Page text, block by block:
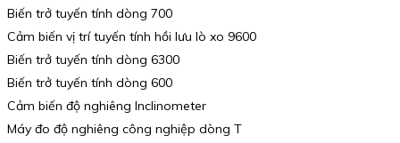
Biến trở tuyến tính dòng 700
Cảm biến vị trí tuyến tính hồi lưu lò xo 9600
Biến trở tuyến tính dòng 6300
Biến trở tuyến tính dòng 600
Cảm biến độ nghiêng Inclinometer
Máy đo độ nghiêng công nghiệp dòng T